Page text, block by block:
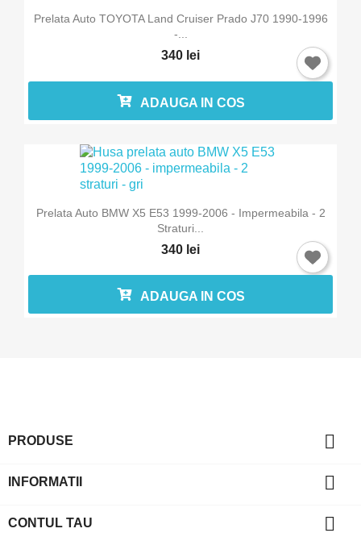
Prelata Auto TOYOTA Land Cruiser Prado J70 1990-1996
-...
340 lei
ADAUGA IN COS
Prelata Auto BMW X5 E53 1999-2006 - Impermeabila - 2
Straturi...
340 lei
ADAUGA IN COS
PRODUSE 
INFORMATII 
CONTUL TAU 